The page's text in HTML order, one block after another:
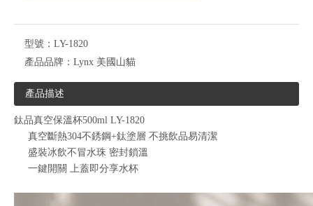
型號： LY-1820
產品品牌： Lynx 美國山貓
產品描述
鈦品真空保溫杯500ml LY-1820
真空斷熱304不銹鋼+鈦塗層 不挑飲品易清潔
盛裝冰飲不冒水珠 密封鎖溫
一鍵開關 上蓋即分享水杯